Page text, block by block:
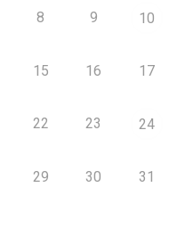
8 9 10
15 16 17
22 23 24
29 30 31